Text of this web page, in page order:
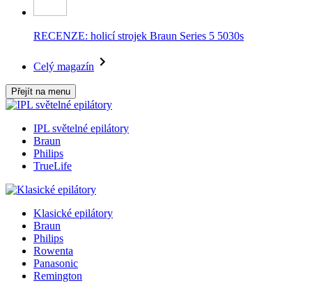
RECENZE: holicí strojek Braun Series 5 5030s
Celý magazín
Přejít na menu
IPL světelné epilátory
Braun
Philips
TrueLife
Klasické epilátory
Braun
Philips
Rowenta
Panasonic
Remington